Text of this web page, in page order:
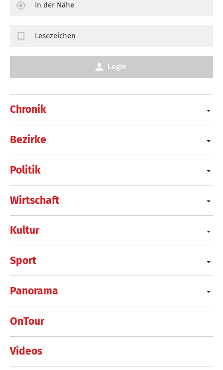
Chronik
Bezirke
Politik
Wirtschaft
Kultur
Sport
Panorama
OnTour
Videos
In der Nähe
Lesezeichen
Login